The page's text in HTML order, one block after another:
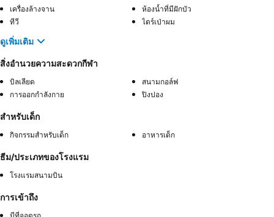
เครื่องล้างจาน
ห้องน้ำที่มีฝักบัว
ทีวี
ไดร์เป่าผม
ดูเพิ่มเติม
สิ่งอำนวยความสะดวกกีฬา
บิลเลียด
สนามกอล์ฟ
การออกกำลังกาย
ปิงปอง
สำหรับเด็ก
กิจกรรมสำหรับเด็ก อาหารเด็ก
ธีม/ประเภทของโรงแรม
โรงแรมสนามบิน
การเข้าถึง